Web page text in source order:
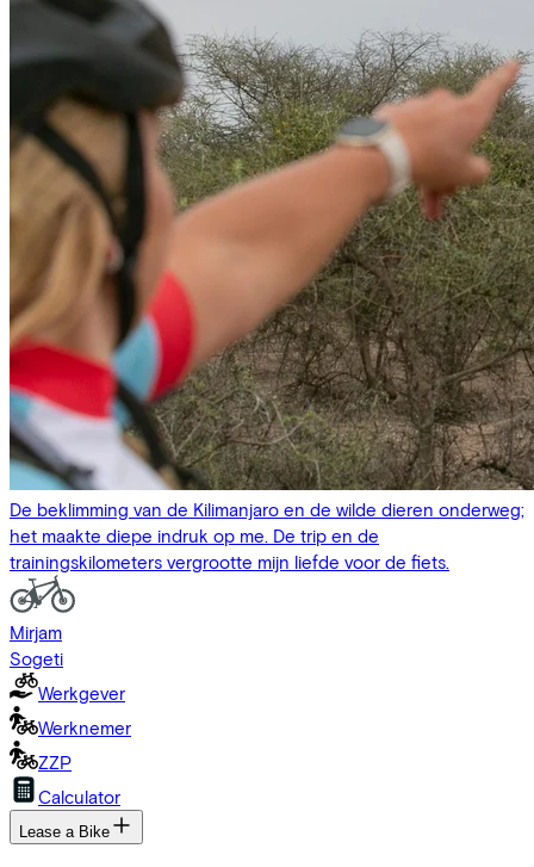
De beklimming van de Kilimanjaro en de wilde dieren onderweg;
het maakte diepe indruk op me. De trip en de
trainingskilometers vergrootte mijn liefde voor de fiets.
Mirjam
Sogeti
Werkgever
Werknemer
ZZP
Calculator
Lease a Bike